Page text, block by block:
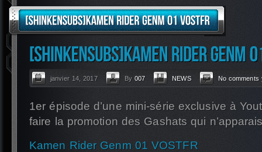
janvier 14, 2017 By 007 NEWS No comments
1er épisode d’une mini-série exclusive à
faire la promotion des Gashats qui
Kamen Rider Genm 01 VOSTFR